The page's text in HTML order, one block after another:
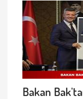
Bakan